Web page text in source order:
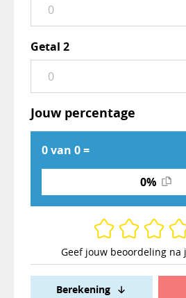
Getal 2
Jouw percentage
0 van 0 =
0%
Geef jouw beoordeling na
Berekening